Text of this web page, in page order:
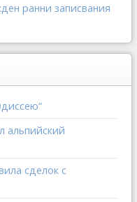
ранни записвания
альпийский
сделок с